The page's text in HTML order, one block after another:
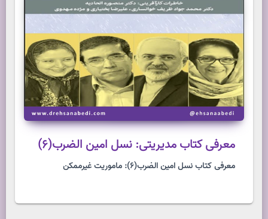
معرفی کتاب مدیریتی: نسل امین الضرب(6)
معرفی کتاب نسل امین الضرب(6): ماموریت غیرممکن